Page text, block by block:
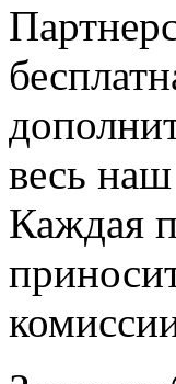
весь
Каждая